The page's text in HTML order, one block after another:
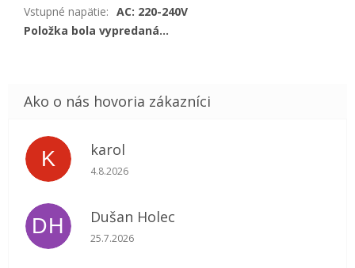
Vstupné napätie: AC: 220-240V
Položka bola vypredaná…
K karol
Hodnotenie obchodu je 5 z 5 hviezdičiek.
4.8.2026
DH Dušan Holec
Hodnotenie obchodu je 5 z 5 hviezdičiek.
25.7.2026